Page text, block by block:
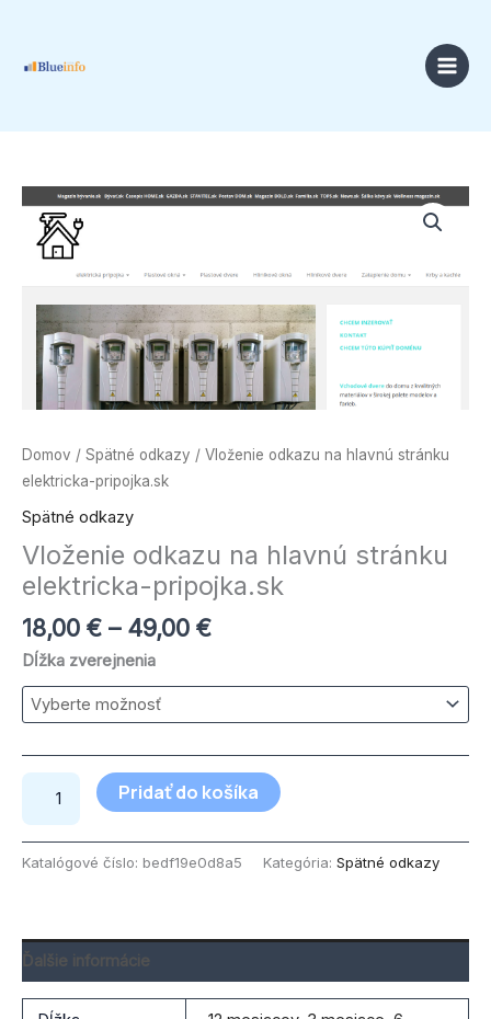
obsah
Domov / Spätné odkazy / Vloženie odkazu na hlavnú stránku
elektricka-pripojka.sk
Spätné odkazy
Vloženie odkazu na hlavnú stránku
elektricka-pripojka.sk
18,00 € – 49,00 €
Price
through
49,00 €
Dĺžka zverejnenia
množstvo
Vloženie
odkazu
hlavnú
stránku
elektricka-
pripojka.sk
Pridať do košíka
Katalógové číslo: bedf19e0d8a5 Kategória: Spätné odkazy
Ďalšie informácie